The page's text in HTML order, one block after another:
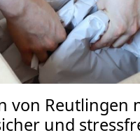
von Reutlingen
und